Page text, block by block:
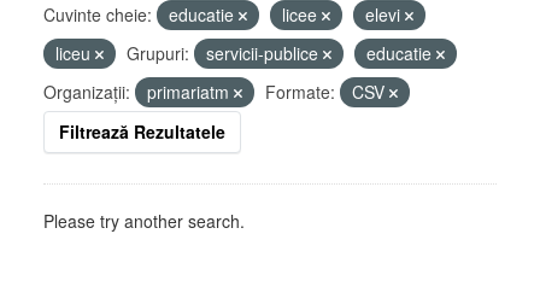
Cuvinte cheie: educatie licee
elevi
liceu
Grupuri: servicii-publice
educatie
Organizații:
primariatm Formate:
CSV
Filtrează Rezultatele
Please try another search.